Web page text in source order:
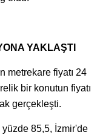
YAKLAŞTI
metrekare fiyatı 24
bir konutun fiyatı
gerçekleşti.
yüzde 85,5, İzmir'de